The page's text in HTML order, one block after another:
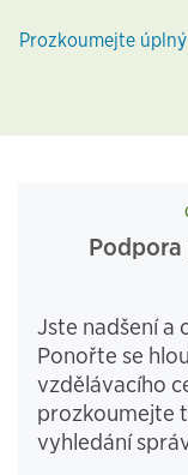
Prozkoumejte
Jste nadšení a
Ponořte se
vzdělávacího
prozkoumejte
vyhledání